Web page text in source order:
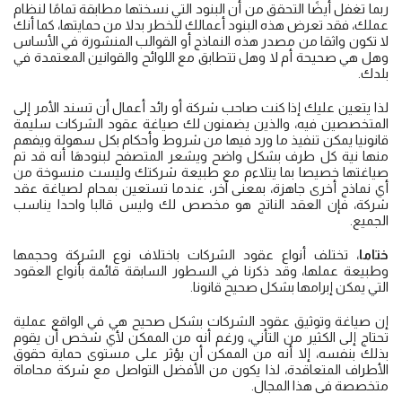
ربما تغفل أيضًا التحقق من أن البنود التي نسختها مطابقة تمامًا لنظام
عملك، فقد تعرض هذه البنود أعمالك للخطر بدلا من حمايتها، كما أنك
لا تكون واثقا من مصدر هذه النماذج أو القوالب المنشورة في الأساس
وهل هي صحيحة أم لا وهل تتطابق مع اللوائح والقوانين المعتمدة في
بلدك.
لذا يتعين عليك إذا كنت صاحب شركة أو رائد أعمال أن تسند الأمر إلى
المتخصصين فيه، والذين يضمنون لك صياغة عقود الشركات سليمة
قانونيا يمكن تنفيذ ما ورد فيها من شروط وأحكام بكل سهولة ويفهم
منها نية كل طرف بشكل واضح ويشعر المتصفح لبنودهَا أنه قد تم
صياغتها خصيصا بما يتلاءم مع طبيعة شركتك وليست منسوخة من
أي نماذج أخرى جاهزة، بمعنى آخر، عندما تستعين بمحام لصياغة عقد
شركة، فإن العقد الناتج هو مخصص لك وليس قالبا واحدا يناسب
الجميع.
ختاما، تختلف أنواع عقود الشركات باختلاف نوع الشركة وحجمها
وطبيعة عملها، وقد ذكرنا في السطور السابقة قائمة بأنواع العقود
التي يمكن إبرامها بشكل صحيح قانونا.
إن صياغة وتوثيق عقود الشركات بشكل صحيح هي في الواقع عملية
تحتاج إلى الكثير من التأني، ورغم أنه من الممكن لأي شخص أن يقوم
بذلك بنفسه، إلا أنه من الممكن أن يؤثر على مستوى حماية حقوق
الأطراف المتعاقدة، لذا يكون من الأفضل التواصل مع شركة محاماة
متخصصة في هذا المجال.